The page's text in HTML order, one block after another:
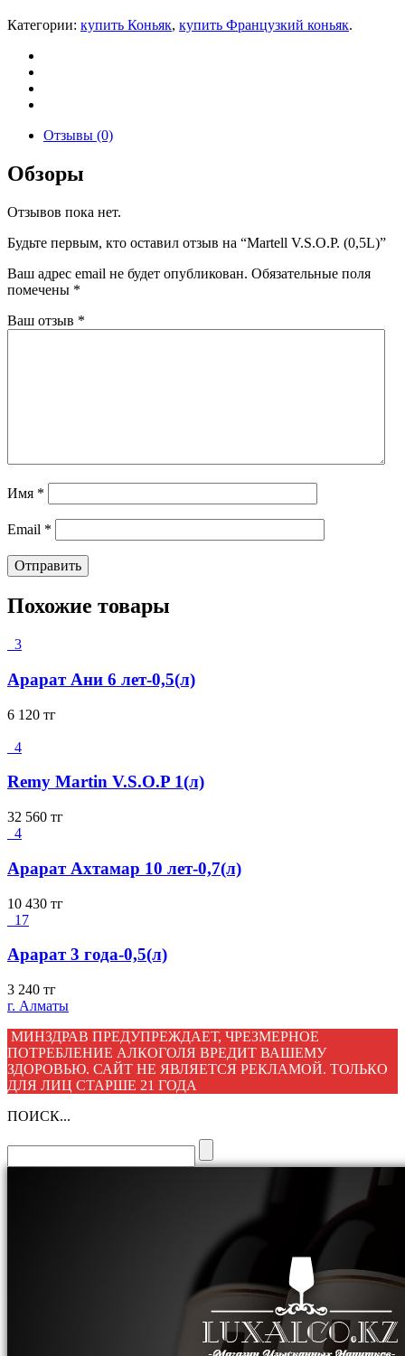
Категории: купить Коньяк, купить Французкий коньяк.
Отзывы (0)
Обзоры
Отзывов пока нет.
Будьте первым, кто оставил отзыв на “Martell V.S.O.P. (0,5L)”
Ваш адрес email не будет опубликован. Обязательные поля
помечены *
Ваш отзыв *
Имя *
Email *
Похожие товары
3
Арарат Ани 6 лет-0,5(л)
6 120 тг
4
Remy Martin V.S.O.P 1(л)
32 560 тг
4
Арарат Ахтамар 10 лет-0,7(л)
10 430 тг
17
Арарат 3 года-0,5(л)
3 240 тг
г. Алматы
МИНЗДРАВ ПРЕДУПРЕЖДАЕТ, ЧРЕЗМЕРНОЕ
ПОТРЕБЛЕНИЕ АЛКОГОЛЯ ВРЕДИТ ВАШЕМУ
ЗДОРОВЬЮ. САЙТ НЕ ЯВЛЯЕТСЯ РЕКЛАМОЙ. ТОЛЬКО
ДЛЯ ЛИЦ СТАРШЕ 21 ГОДА
ПОИСК...